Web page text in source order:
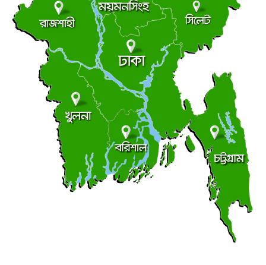
●তিন বছরেও শেষ হয়নি সাইক্লোন সেন্টার নির্মাণ,পরিদর্শনে
জলবায়ু ট্রাস্টের এমডি
শুক্রবার ● ৭ আগস্ট ২০২৬
ভূঞাপুরে লৌহজং নদীর মুখ খনন না করেই ৪৩ লাখ টাকা
কোষাগারে ফেরত
শুক্রবার ● ৭ আগস্ট ২০২৬
খুলনায় ধর্ষণ মামলায় ২ জনের যাবজ্জীবন
বৃহস্পতিবার ● ৬ আগস্ট ২০২৬